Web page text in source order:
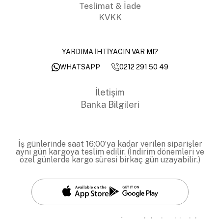
Teslimat & İade
KVKK
YARDIMA İHTİYACIN VAR MI?
WHATSAPP
0212 291 50 49
İletişim
Banka Bilgileri
İş günlerinde saat 16:00’ya kadar verilen siparişler
aynı gün kargoya teslim edilir. (İndirim dönemleri ve
özel günlerde kargo süresi birkaç gün uzayabilir.)